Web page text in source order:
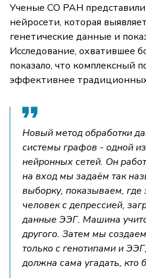
Ученые СО РАН
нейросети, которая
генетические данные и
Исследование, охватившее
показало, что комплексный
эффективнее
Новый метод обработки
системы графов - одной
нейронных сетей. Он
на вход мы задаём так
выборку, показываем, где
человек с депрессией,
данные ЭЭГ. Машина
другого. Затем мы
только с генотипами и
должна сама угадать, кто